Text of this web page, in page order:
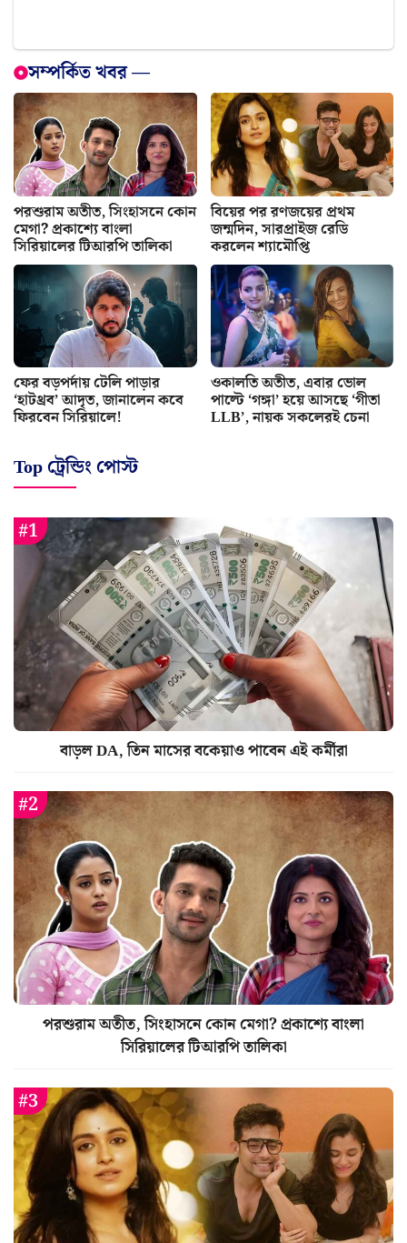
সম্পর্কিত খবর —
পরশুরাম অতীত, সিংহাসনে কোন
মেগা? প্রকাশ্যে বাংলা
সিরিয়ালের টিআরপি তালিকা
বিয়ের পর রণজয়ের প্রথম
জন্মদিন, সারপ্রাইজ রেডি
করলেন শ্যামৌপ্তি
ফের বড়পর্দায় টেলি পাড়ার
‘হাটথ্রব’ আদৃত, জানালেন কবে
ফিরবেন সিরিয়ালে!
ওকালতি অতীত, এবার ভোল
পাল্টে ‘গঙ্গা’ হয়ে আসছে ‘গীতা
LLB’, নায়ক সকলেরই চেনা
Top ট্রেন্ডিং পোস্ট
বাড়ল DA, তিন মাসের বকেয়াও পাবেন এই কর্মীরা
পরশুরাম অতীত, সিংহাসনে কোন মেগা? প্রকাশ্যে বাংলা
সিরিয়ালের টিআরপি তালিকা